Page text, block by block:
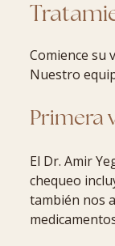
Comience su
Nuestro
Primera
El Dr. Amir
chequeo
también nos